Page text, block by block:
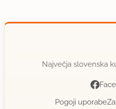
Največja slovenska
Pogoji uporabe